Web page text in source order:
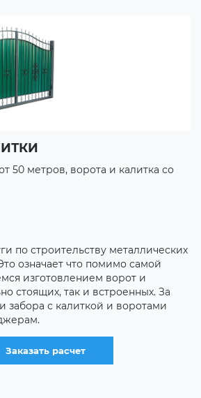
50 метров, ворота и калитка со
по строительству металлических
означает что помимо самой
изготовлением ворот и
стоящих, так и встроенных. За
забора с калиткой и воротами
Заказать расчет